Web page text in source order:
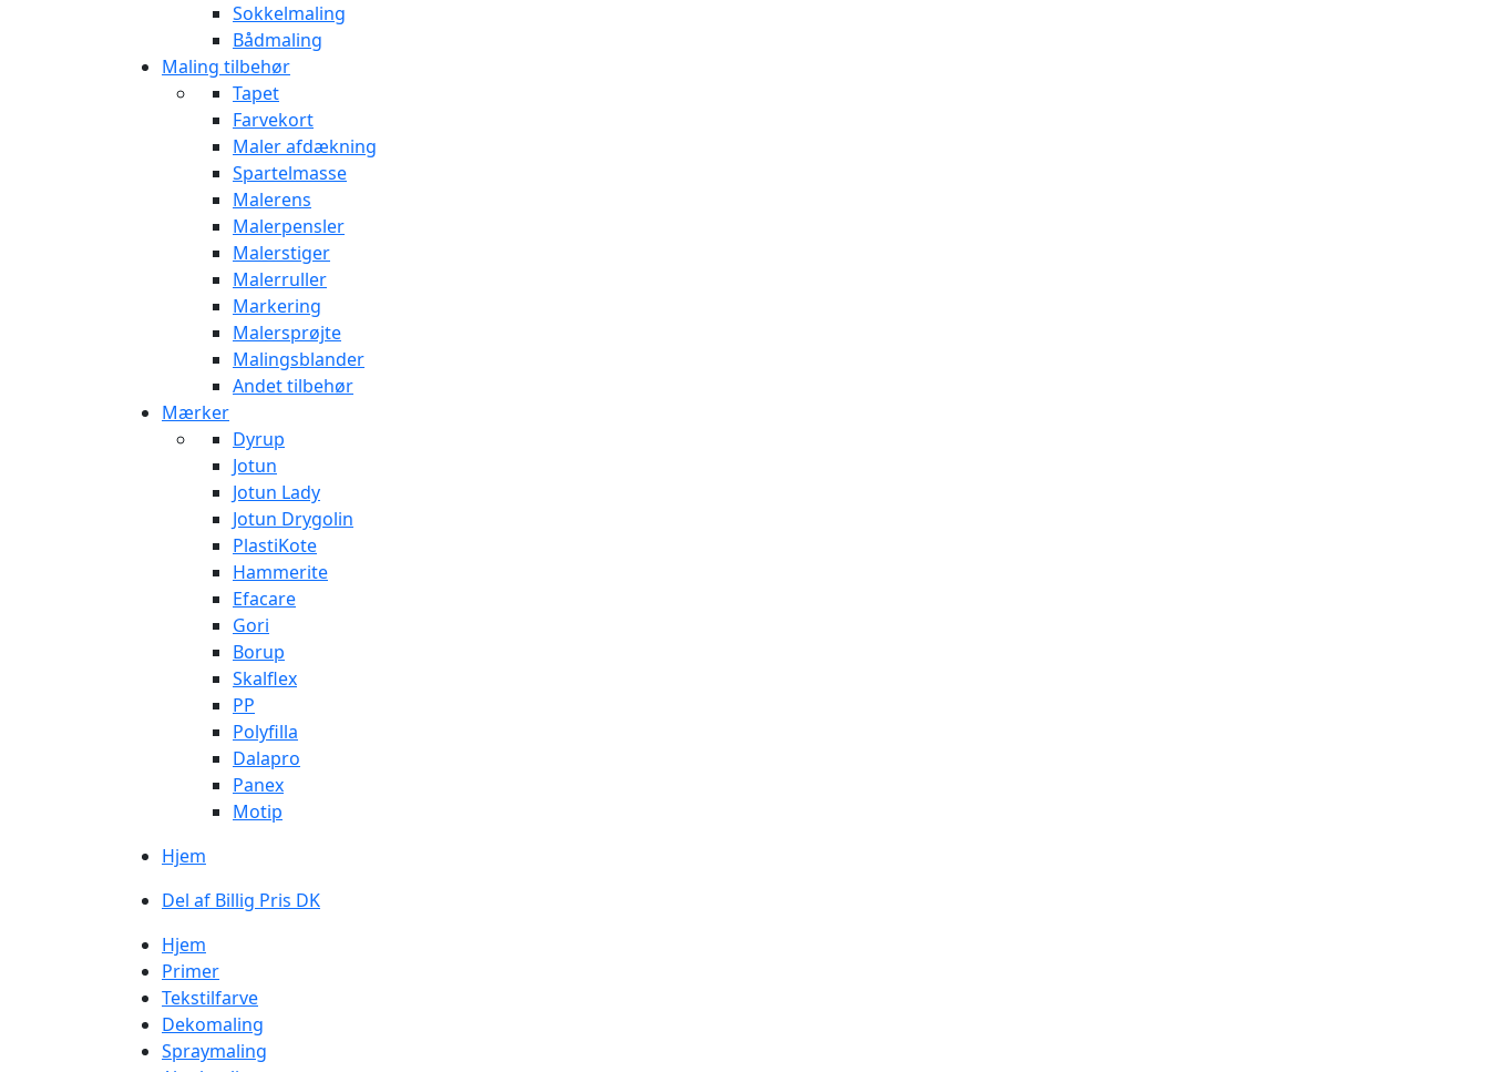
Sokkelmaling
Bådmaling
Maling tilbehør
Tapet
Farvekort
Maler afdækning
Spartelmasse
Malerens
Malerpensler
Malerstiger
Malerruller
Markering
Malersprøjte
Malingsblander
Andet tilbehør
Mærker
Dyrup
Jotun
Jotun Lady
Jotun Drygolin
PlastiKote
Hammerite
Efacare
Gori
Borup
Skalflex
PP
Polyfilla
Dalapro
Panex
Motip
Hjem
Del af Billig Pris DK
Hjem
Primer
Tekstilfarve
Dekomaling
Spraymaling